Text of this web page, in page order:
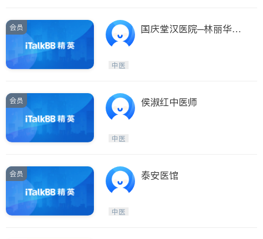
会员
国庆堂汉医院─林丽华中
中医
会员 侯淑红中医师
中医
会员 泰安医馆
中医